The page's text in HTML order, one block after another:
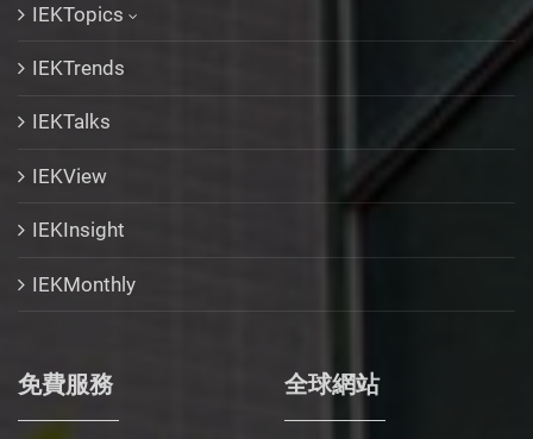
IEKTopics
IEKTrends
IEKTalks
IEKView
IEKInsight
IEKMonthly
免費服務 全球網站